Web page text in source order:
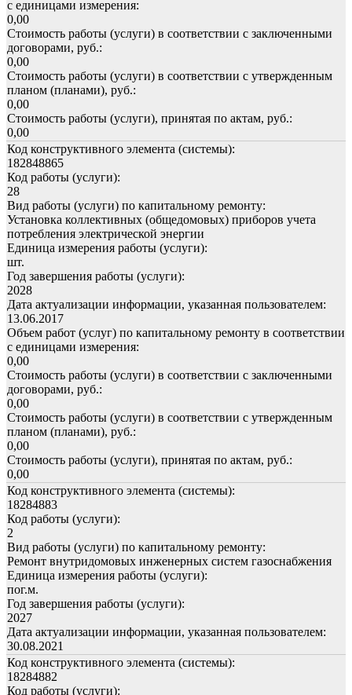
с единицами измерения:
0,00
Стоимость работы (услуги) в соответствии с заключенными
договорами, руб.:
0,00
Стоимость работы (услуги) в соответствии с утвержденным
планом (планами), руб.:
0,00
Стоимость работы (услуги), принятая по актам, руб.:
0,00
Код конструктивного элемента (системы):
182848865
Код работы (услуги):
28
Вид работы (услуги) по капитальному ремонту:
Установка коллективных (общедомовых) приборов учета
потребления электрической энергии
Единица измерения работы (услуги):
шт.
Год завершения работы (услуги):
2028
Дата актуализации информации, указанная пользователем:
13.06.2017
Объем работ (услуг) по капитальному ремонту в соответствии
с единицами измерения:
0,00
Стоимость работы (услуги) в соответствии с заключенными
договорами, руб.:
0,00
Стоимость работы (услуги) в соответствии с утвержденным
планом (планами), руб.:
0,00
Стоимость работы (услуги), принятая по актам, руб.:
0,00
Код конструктивного элемента (системы):
18284883
Код работы (услуги):
2
Вид работы (услуги) по капитальному ремонту:
Ремонт внутридомовых инженерных систем газоснабжения
Единица измерения работы (услуги):
пог.м.
Год завершения работы (услуги):
2027
Дата актуализации информации, указанная пользователем:
30.08.2021
Код конструктивного элемента (системы):
18284882
Код работы (услуги):